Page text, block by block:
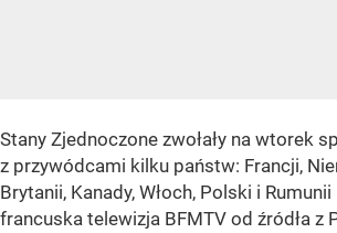
Stany Zjednoczone zwołały na wtorek
z przywódcami kilku państw: Francji,
Brytanii, Kanady, Włoch, Polski i
francuska telewizja BFMTV od źródła z